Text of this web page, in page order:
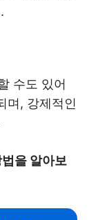
수도 있어
며, 강제적인
을 알아보